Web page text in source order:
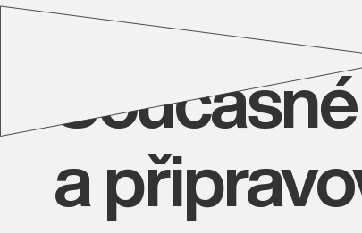
Současné
a